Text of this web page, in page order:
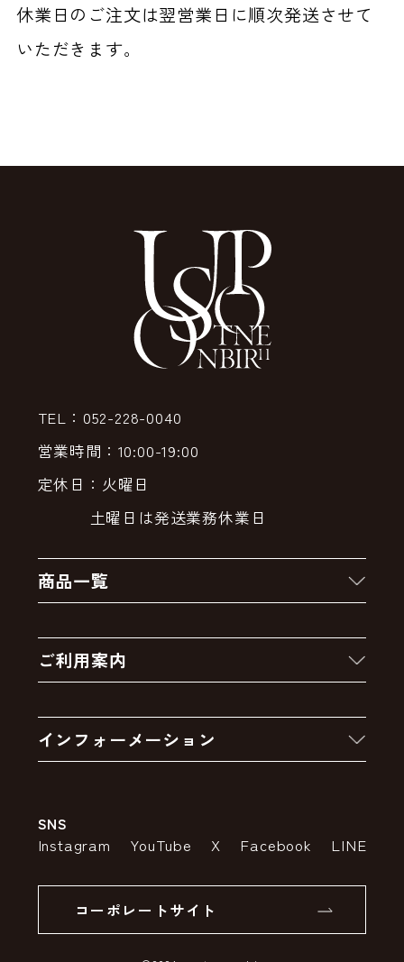
休業日のご注文は翌営業日に順次発送させて
いただきます。
TEL：052-228-0040
営業時間：10:00-19:00
定休日：火曜日
土曜日は発送業務休業日
商品一覧
クーポン
卸販売・大量注文
アウトレットセール
ご利用案内
お支払いについて
インフォーメーション
特定商取引法の表示
SSLサーバー証明書とは
SNS
Instagram YouTube X Facebook LINE
コーポレートサイト